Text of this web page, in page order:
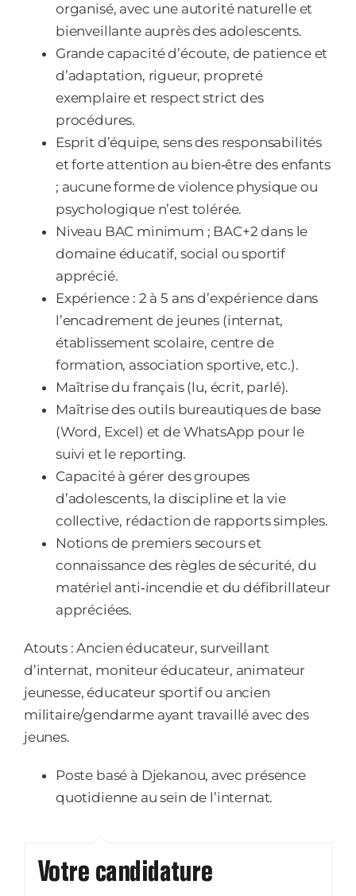
organisé, avec une autorité naturelle et
bienveillante auprès des adolescents.
Grande capacité d’écoute, de patience et
d’adaptation, rigueur, propreté
exemplaire et respect strict des
procédures.
Esprit d’équipe, sens des responsabilités
et forte attention au bien‑être des enfants
; aucune forme de violence physique ou
psychologique n’est tolérée.
Niveau BAC minimum ; BAC+2 dans le
domaine éducatif, social ou sportif
apprécié.
Expérience : 2 à 5 ans d’expérience dans
l’encadrement de jeunes (internat,
établissement scolaire, centre de
formation, association sportive, etc.).
Maîtrise du français (lu, écrit, parlé).
Maîtrise des outils bureautiques de base
(Word, Excel) et de WhatsApp pour le
suivi et le reporting.
Capacité à gérer des groupes
d’adolescents, la discipline et la vie
collective, rédaction de rapports simples.
Notions de premiers secours et
connaissance des règles de sécurité, du
matériel anti‑incendie et du défibrillateur
appréciées.
Atouts : Ancien éducateur, surveillant
d’internat, moniteur éducateur, animateur
jeunesse, éducateur sportif ou ancien
militaire/gendarme ayant travaillé avec des
jeunes.
Poste basé à Djekanou, avec présence
quotidienne au sein de l’internat.
Votre candidature